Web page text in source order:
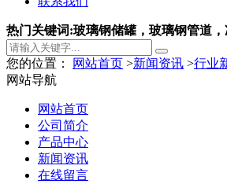
热门关键词:玻璃钢储罐，玻璃钢管道
您的位置： 网站首页 >新闻资讯 >行业
网站导航
网站首页
公司简介
产品中心
新闻资讯
在线留言